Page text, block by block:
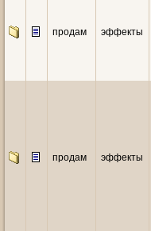
продам эффекты
продам эффекты